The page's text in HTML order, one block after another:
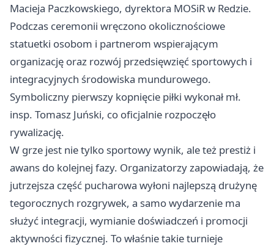
Macieja Paczkowskiego, dyrektora MOSiR w Redzie.
Podczas ceremonii wręczono okolicznościowe
statuetki osobom i partnerom wspierającym
organizację oraz rozwój przedsięwzięć sportowych i
integracyjnych środowiska mundurowego.
Symboliczny pierwszy kopnięcie piłki wykonał mł.
insp. Tomasz Juński, co oficjalnie rozpoczęło
rywalizację.
W grze jest nie tylko sportowy wynik, ale też prestiż i
awans do kolejnej fazy. Organizatorzy zapowiadają, że
jutrzejsza część pucharowa wyłoni najlepszą drużynę
tegorocznych rozgrywek, a samo wydarzenie ma
służyć integracji, wymianie doświadczeń i promocji
aktywności fizycznej. To właśnie takie turnieje